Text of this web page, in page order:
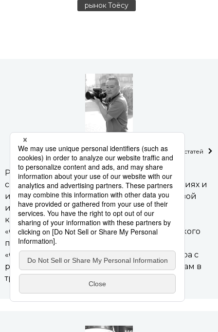
рынок Тоёсу
Удзава Акихико Смотреть список статей
Работы фотографа Удзавы Акихико
сопровождали материалы о еде, путешествиях и
интервью в самых разных средствах массовой
информации: от специализированных
кулинарных журналов, таких как «Дантю» и
«Сёкураку», до популярных изданий широкого
профиля. Он также участвовал в создании
«Оцумами ёкотё» – кулинарного бестселлера с
рецептами блюд, которые подают к напиткам в
традиционных японских пабах.